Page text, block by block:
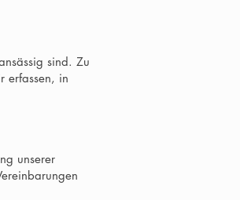
sind. Zu
erfassen, in
unserer